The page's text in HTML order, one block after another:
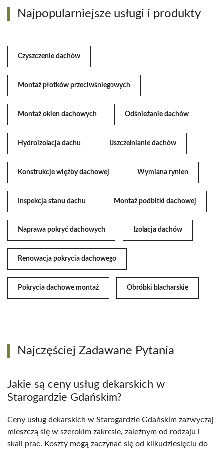
Najpopularniejsze usługi i produkty
Czyszczenie dachów
Montaż płotków przeciwśniegowych
Montaż okien dachowych Odśnieżanie dachów
Hydroizolacja dachu Uszczelnianie dachów
Konstrukcje więźby dachowej Wymiana rynien
Inspekcja stanu dachu Montaż podbitki dachowej
Naprawa pokryć dachowych Izolacja dachów
Renowacja pokrycia dachowego
Pokrycia dachowe montaż Obróbki blacharskie
Najczęściej Zadawane Pytania
Jakie są ceny usług dekarskich w
Starogardzie Gdańskim?
Ceny usług dekarskich w Starogardzie Gdańskim zazwyczaj
mieszczą się w szerokim zakresie, zależnym od rodzaju i
skali prac. Koszty mogą zaczynać się od kilkudziesięciu do